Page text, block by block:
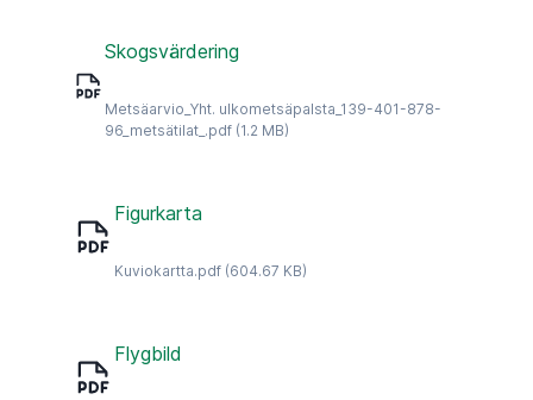
Skogsvärdering
Metsäarvio_Yht. ulkometsäpalsta_139-401-878-
96_metsätilat_.pdf (1.2 MB)
Figurkarta
Kuviokartta.pdf (604.67 KB)
Flygbild